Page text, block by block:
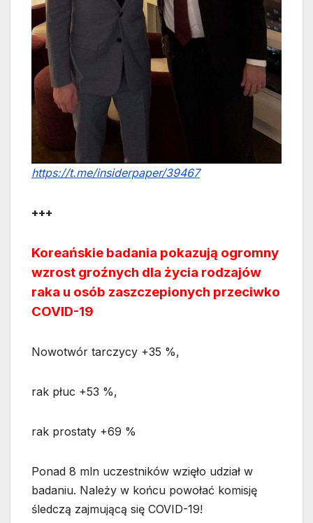
https://t.me/insiderpaper/39467
+++
Koreańskie badania pokazują ogromny
wzrost groźnych dla życia rodzajów
raka u osób zaszczepionych przeciwko
COVID-19
Nowotwór tarczycy +35 %,
rak płuc +53 %,
rak prostaty +69 %
Ponad 8 mln uczestników wzięło udział w
badaniu. Należy w końcu powołać komisję
śledczą zajmującą się COVID-19!